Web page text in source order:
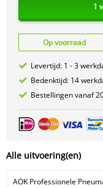
1
Op voorraad
Levertijd: 1 - 3
Bedenktijd: 14
Bestellingen vanaf
Alle uitvoering(en)
AOK Professionele